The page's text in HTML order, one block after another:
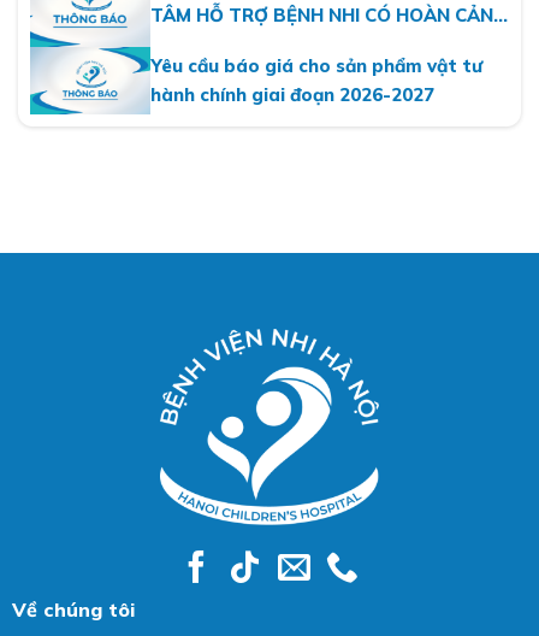
TÂM HỖ TRỢ BỆNH NHI CÓ HOÀN CẢNH
Yêu cầu báo giá cho sản phẩm vật tư
hành chính giai đoạn 2026-2027
Về chúng tôi